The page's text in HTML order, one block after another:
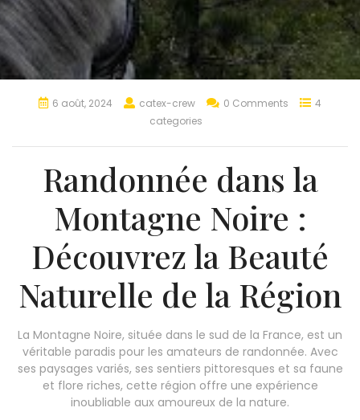
6 août, 2024 catex-crew 0 Comments
4
categories
Randonnée dans la
Montagne Noire :
Découvrez la Beauté
Naturelle de la Région
La Montagne Noire, située dans le sud de la France, est un
véritable paradis pour les amateurs de randonnée. Avec
ses paysages variés, ses sentiers pittoresques et sa faune
et flore riches, cette région offre une expérience
inoubliable aux amoureux de la nature.